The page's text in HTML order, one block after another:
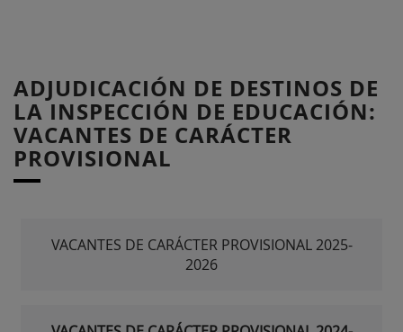
ADJUDICACIÓN DE DESTINOS DE
LA INSPECCIÓN DE EDUCACIÓN:
VACANTES DE CARÁCTER
PROVISIONAL
VACANTES DE CARÁCTER PROVISIONAL 2025-
2026